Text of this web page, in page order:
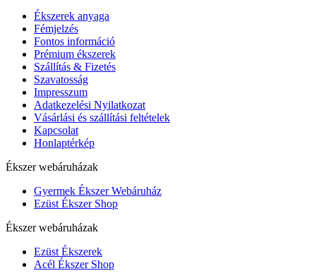
Ékszerek anyaga
Fémjelzés
Fontos információ
Prémium ékszerek
Szállítás & Fizetés
Szavatosság
Impresszum
Adatkezelési Nyilatkozat
Vásárlási és szállítási feltételek
Kapcsolat
Honlaptérkép
Ékszer webáruházak
Gyermek Ékszer Webáruház
Ezüst Ékszer Shop
Ékszer webáruházak
Ezüst Ékszerek
Acél Ékszer Shop